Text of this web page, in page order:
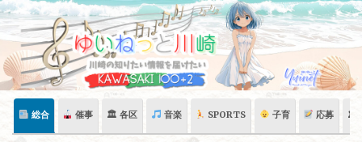
Skip
content
総合 催事 🏛 各区 音楽 SPORTS 子育 応募 🏛